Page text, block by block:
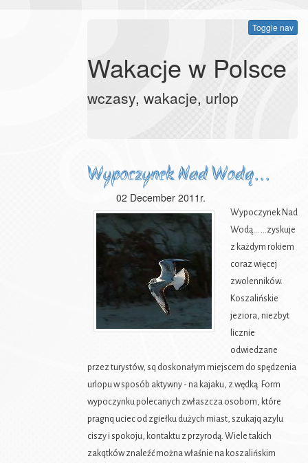
Toggle nav
Wakacje w Polsce
wczasy, wakacje, urlop
Wypoczynek Nad Wodą...
02 December 2011r.
Wypoczynek Nad
Wodą... ...zyskuje
z każdym rokiem
coraz więcej
zwolenników.
Koszalińskie
jeziora, niezbyt
licznie
odwiedzane
przez turystów, sq doskonałym miejscem do spędzenia
urlopu w sposób aktywny - na kajaku, z wędką. Form
wypoczynku polecanych zwłaszcza osobom, które
pragnq uciec od zgiełku dużych miast, szukajq azylu
ciszy i spokoju, kontaktu z przyrodą. Wiele takich
zakqtków znaleźć można właśnie na koszalińskim